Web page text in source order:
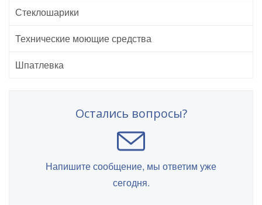
Стеклошарики
Технические моющие средства
Шпатлевка
Остались вопросы?
Напишите сообщение, мы ответим уже
сегодня.